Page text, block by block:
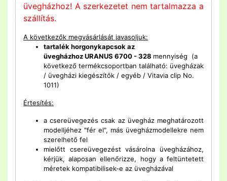
üvegházhoz! A szerkezetet nem tartalmazza a
szállítás.
A következők megvásárlását javasoljuk:
tartalék horgonykapcsok az
üvegházhozURANUS 6700 - 328 mennyiség (a
következő termékcsoportban található: üvegházak
/ üvegházi kiegészítők / egyéb / Vitavia clip No.
1011)
Értesítés:
a csereüvegezés csak az üvegház meghatározott
modelljéhez "fér el", más üvegházmodellekre nem
szerelhető fel
mielőtt csereüvegezést vásárolna üvegházához,
kérjük, alaposan ellenőrizze, hogy a feltüntetett
méretek kompatibilisek-e az üvegházával